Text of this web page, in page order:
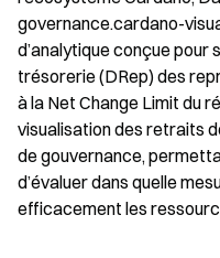
governance.cardano-
d’analytique conçue pour
trésorerie (DRep) des
à la Net Change Limit du
visualisation des retraits
de gouvernance,
d’évaluer dans quelle
efficacement les